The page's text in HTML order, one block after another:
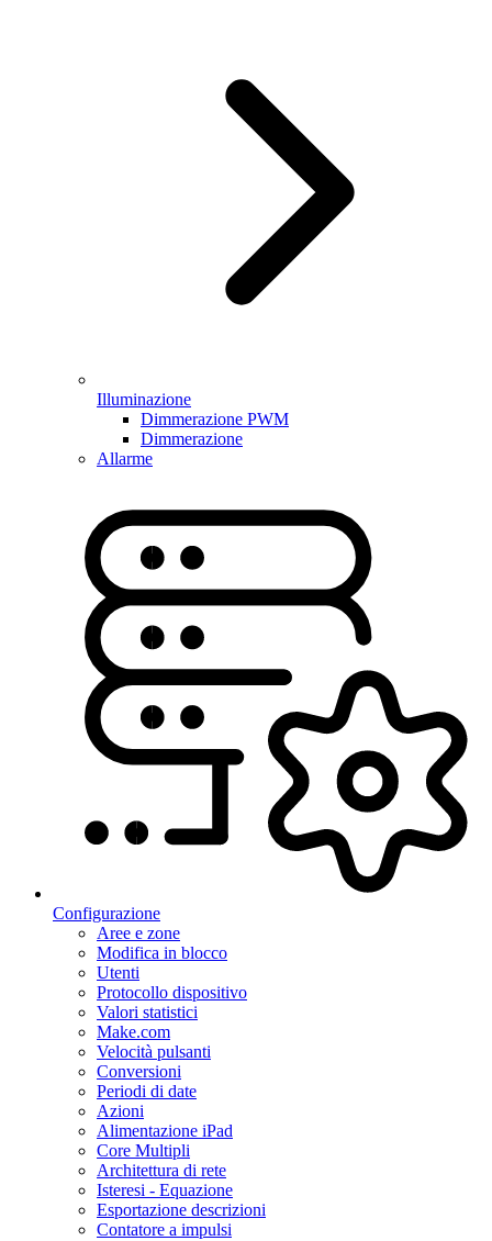
Illuminazione
Dimmerazione PWM
Dimmerazione
Allarme
Configurazione
Aree e zone
Modifica in blocco
Utenti
Protocollo dispositivo
Valori statistici
Make.com
Velocità pulsanti
Conversioni
Periodi di date
Azioni
Alimentazione iPad
Core Multipli
Architettura di rete
Isteresi - Equazione
Esportazione descrizioni
Contatore a impulsi